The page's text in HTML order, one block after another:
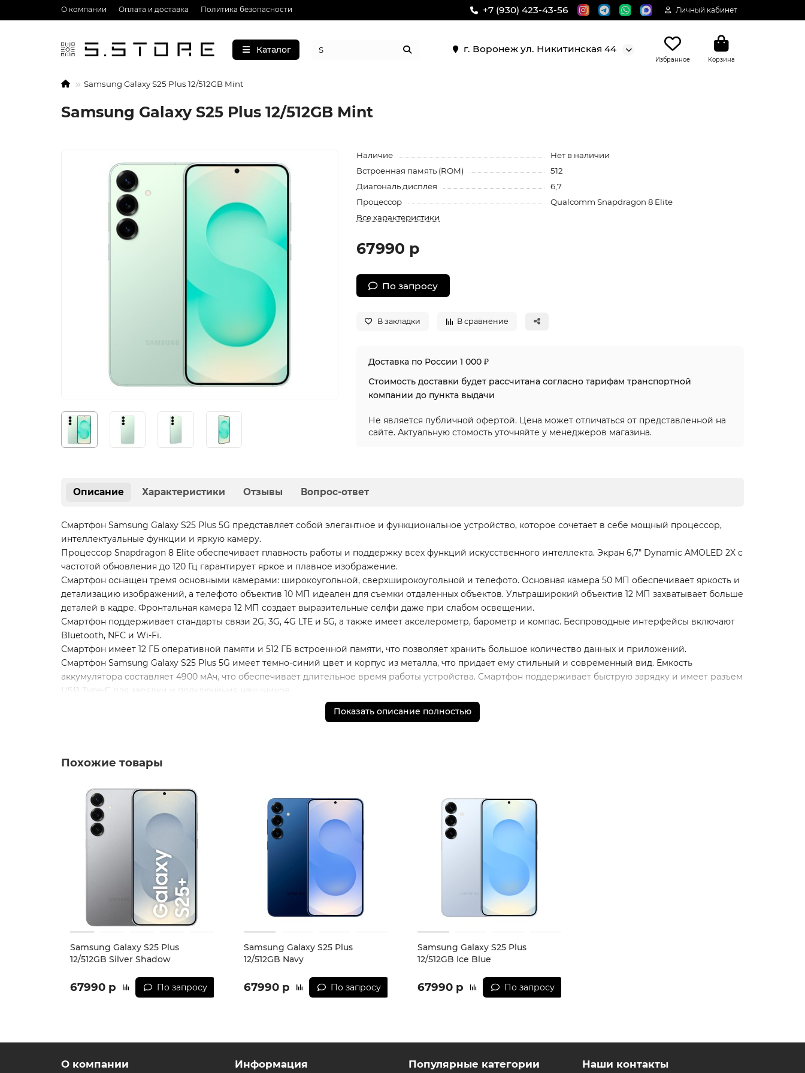
О компании Оплата и доставка Политика безопасности +7 (930) 423-43-56 Личный кабинет
Каталог г. Воронеж ул. Никитинская 44
Избранное Корзина
Samsung Galaxy S25 Plus 12/512GB Mint
Samsung Galaxy S25 Plus 12/512GB Mint
Наличие
Нет в наличии
Встроенная память (ROM)
512
Диагональ дисплея
6,7
Процессор
Qualcomm Snapdragon 8 Elite
Все характеристики
67990 р
По запросу
В закладки В сравнение
Доставка по России 1 000 ₽
Стоимость доставки будет рассчитана согласно тарифам транспортной
компании до пункта выдачи
Не является публичной офертой. Цена может отличаться от представленной на
сайте. Актуальную стомость уточняйте у менеджеров магазина.
Описание Характеристики Отзывы Вопрос-ответ
Смартфон Samsung Galaxy S25 Plus 5G представляет собой элегантное и функциональное устройство, которое сочетает в себе мощный процессор,
интеллектуальные функции и яркую камеру.
Процессор Snapdragon 8 Elite обеспечивает плавность работы и поддержку всех функций искусственного интеллекта. Экран 6,7" Dynamic AMOLED 2X с
частотой обновления до 120 Гц гарантирует яркое и плавное изображение.
Смартфон оснащен тремя основными камерами: широкоугольной, сверхширокоугольной и телефото. Основная камера 50 МП обеспечивает яркость и
детализацию изображений, а телефото объектив 10 МП идеален для съемки отдаленных объектов. Ультраширокий объектив 12 МП захватывает больше
деталей в кадре. Фронтальная камера 12 МП создает выразительные селфи даже при слабом освещении.
Смартфон поддерживает стандарты связи 2G, 3G, 4G LTE и 5G, а также имеет акселерометр, барометр и компас. Беспроводные интерфейсы включают
Bluetooth, NFC и Wi-Fi.
Смартфон имеет 12 ГБ оперативной памяти и 512 ГБ встроенной памяти, что позволяет хранить большое количество данных и приложений.
Смартфон Samsung Galaxy S25 Plus 5G имеет темно-синий цвет и корпус из металла, что придает ему стильный и современный вид. Емкость
аккумулятора составляет 4900 мАч, что обеспечивает длительное время работы устройства. Смартфон поддерживает быструю зарядку и имеет разъем
USB Type-C для зарядки и подключения наушников.
В комплект поставки входят смартфон, кабель Type-C, скрепка для извлечения SIM-лотка.
** - На момент покупки не предустановлены обязательные приложения, в том числе единый магазин приложений (RuStore).
Показать описание полностью
Похожие товары
Samsung Galaxy S25 Plus
12/512GB Silver Shadow
67990 р По запросу
Samsung Galaxy S25 Plus
12/512GB Navy
67990 р По запросу
Samsung Galaxy S25 Plus
12/512GB Ice Blue
67990 р По запросу
О компании Информация Популярные категории Наши контакты